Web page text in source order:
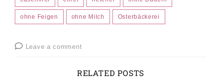
ohne Feigen ohne Milch Osterbäckerei
Leave a comment
RELATED POSTS